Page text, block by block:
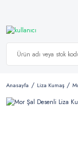
Anasayfa Liza Kumaş